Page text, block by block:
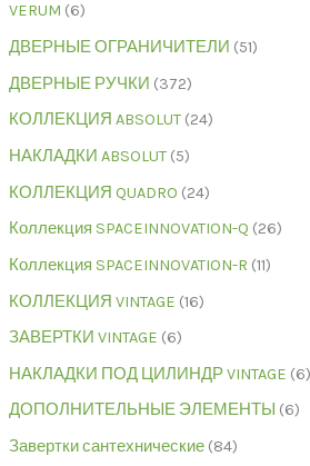
VERUM 6
ДВЕРНЫЕ ОГРАНИЧИТЕЛИ 51
ДВЕРНЫЕ РУЧКИ 372
КОЛЛЕКЦИЯ ABSOLUT 24
НАКЛАДКИ ABSOLUT 5
КОЛЛЕКЦИЯ QUADRO 24
Коллекция SPACEINNOVATION-Q 26
Коллекция SPACEINNOVATION-R 11
КОЛЛЕКЦИЯ VINTAGE 16
ЗАВЕРТКИ VINTAGE 6
НАКЛАДКИ ПОД ЦИЛИНДР VINTAGE 6
ДОПОЛНИТЕЛЬНЫЕ ЭЛЕМЕНТЫ 6
Завертки сантехнические 84